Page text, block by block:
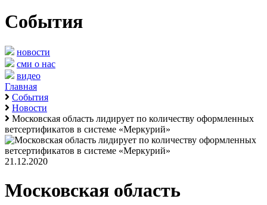
События
новости
сми о нас
видео
Главная
События
Новости
Московская область лидирует по количеству оформленных
ветсертификатов в системе «Меркурий»
21.12.2020
Московская область